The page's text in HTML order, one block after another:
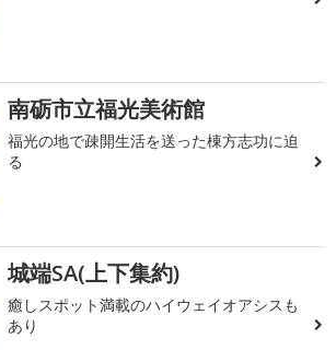
南砺市立福光美術館
福光の地で疎開生活を送った棟方志功に迫
る
城端SA(上下集約)
癒しスポット満載のハイウェイオアシスも
あり